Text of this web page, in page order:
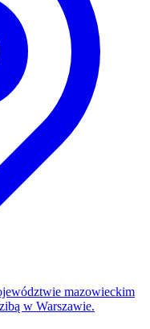
mazowieckim
w Warszawie.